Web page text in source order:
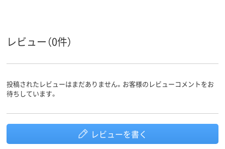
対象 レディス
対象性別 女性用
レビュー（0件）
投稿されたレビューはまだありません。お客様のレビューコメントをお
待ちしています。
レビューを書く